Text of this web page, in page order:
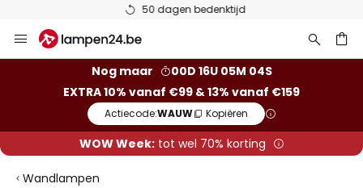
50 dagen bedenktijd
naar
Nog maar
00D 16U 05M 04S
EXTRA 10% vanaf €99 & 13% vanaf €159
Actiecode:WAUW Kopiëren
WOW Week:tot wel 70% korting
Wandlampen